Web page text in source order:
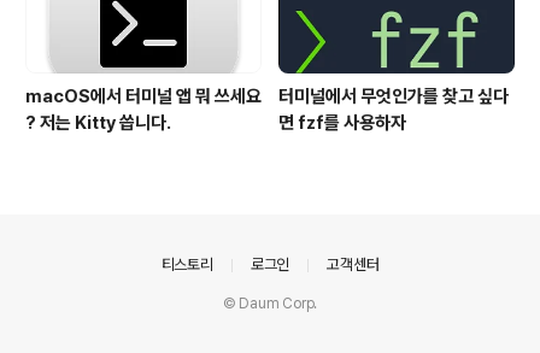
macOS에서 터미널 앱 뭐 쓰세요
? 저는 Kitty 씁니다.
터미널에서 무엇인가를 찾고 싶다
면 fzf를 사용하자
티스토리 로그인 고객센터
© Daum Corp.